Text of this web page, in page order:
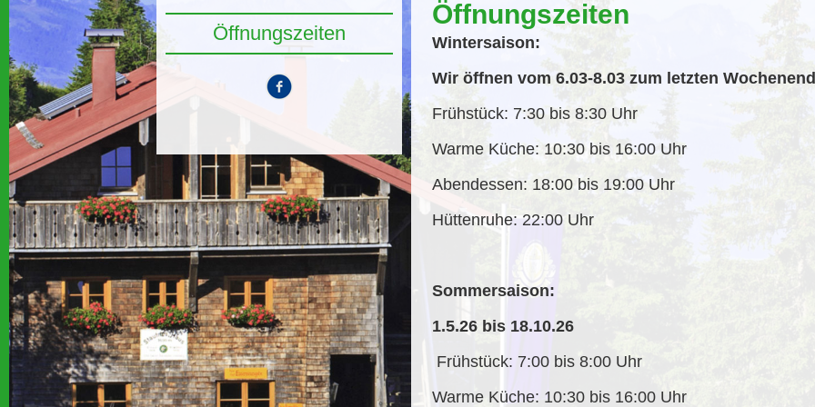
Öffnungszeiten
Öffnungszeiten
Wintersaison:
Wir öffnen vom 6.03-8.03 zum letzten
Frühstück: 7:30 bis 8:30 Uhr
Warme Küche: 10:30 bis 16:00 Uhr
Abendessen: 18:00 bis 19:00 Uhr
Hüttenruhe: 22:00 Uhr
Sommersaison:
1.5.26 bis 18.10.26
Frühstück: 7:00 bis 8:00 Uhr
Warme Küche: 10:30 bis 16:00 Uhr